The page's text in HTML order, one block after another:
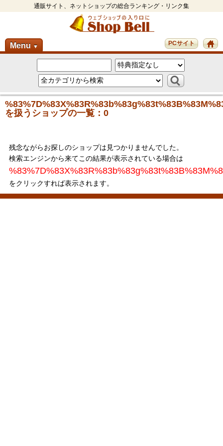
通販サイト、ネットショップの総合ランキング・リンク集
Menu ▼ PCサイト
を扱うショップの一覧：0
残念ながらお探しのショップは見つかりませんでした。
検索エンジンから来てこの結果が表示されている場合は
をクリックすれば表示されます。